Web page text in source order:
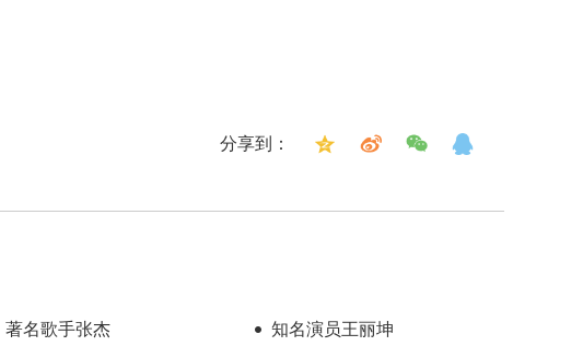
分享到：
著名歌手张杰 知名演员王丽坤